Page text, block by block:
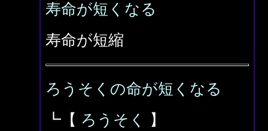
寿命が短くなる
寿命が短縮
ろうそくの命が短くなる
┗【 ろうそく 】